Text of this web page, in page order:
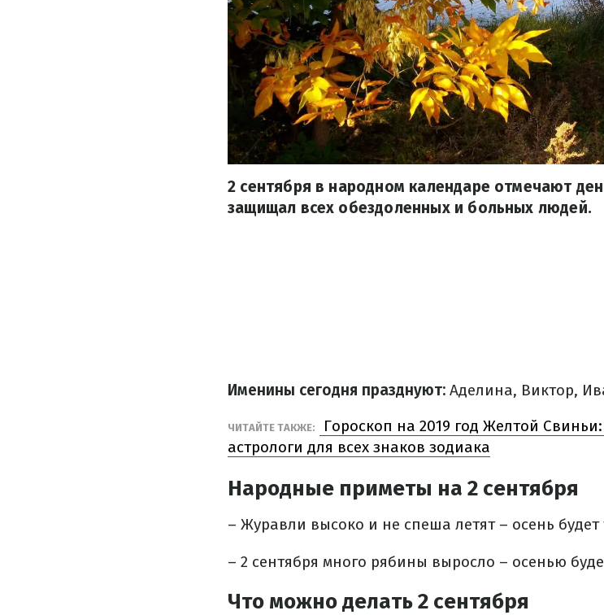
2 сентября в народном календаре отмечают
защищал всех обездоленных и больных людей.
Именины сегодня празднуют: Аделина, Виктор,
ЧИТАЙТЕ ТАКЖЕ:
Гороскоп на 2019 год Желтой
астрологи для всех знаков зодиака
Народные приметы на 2 сентября
– Журавли высоко и не спеша летят – осень будет
– 2 сентября много рябины выросло – осенью
Что можно делать 2 сентября